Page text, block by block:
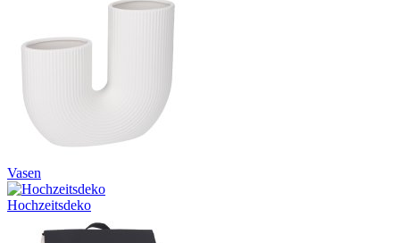
Vasen
Hochzeitsdeko